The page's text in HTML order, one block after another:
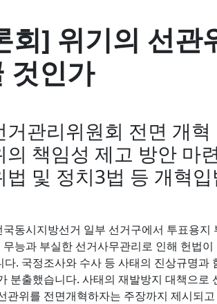
회] 위기의 선관
것인가
거관리위원회 전면 개
의 책임성 제고 방안 마
법 및 정치3법 등 개혁
국동시지방선거 일부 선거구에서 투표용
능과 부실한 선거사무관리로 인해 헌법
다. 국정조사와 수사 등 사태의 진상규명과
분출했습니다. 사태의 재발방지 대책으
관위를 전면개혁하자는 주장까지 제시되